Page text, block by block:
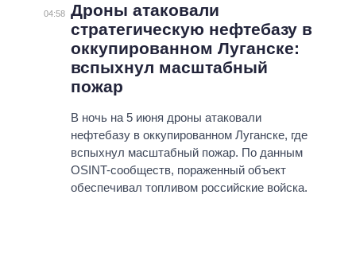
СОБЫТИЯ
СТАТЬИ
МНЕНИЯ
ЭКОНОМИКА
ОБЩЕСТВО
МИР
ПОЛИТИКИ
ВСЕ ПОЛИТИКИ
ПРЕЗИДЕНТ И ОФИС
КАБИНЕТ МИНИСТРОВ
ГЛАВЫ ОБЛАДМИНИСТРАЦИЙ
МЭРЫ
ВСЕ ПЕРСОНЫ
ИНФОГРАФИКА
ПОДДЕРЖАТЬ
СРАВНЕНИЕ ПОЛИТИКОВ
04:58 Дроны атаковали
стратегическую нефтебазу в
оккупированном Луганске:
вспыхнул масштабный
пожар
В ночь на 5 июня дроны атаковали
нефтебазу в оккупированном Луганске, где
вспыхнул масштабный пожар. По данным
OSINT-сообществ, пораженный объект
обеспечивал топливом российские войска.